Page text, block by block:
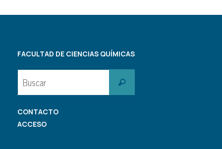
FACULTAD DE CIENCIAS QUÍMICAS
Buscar
CONTACTO
ACCESO